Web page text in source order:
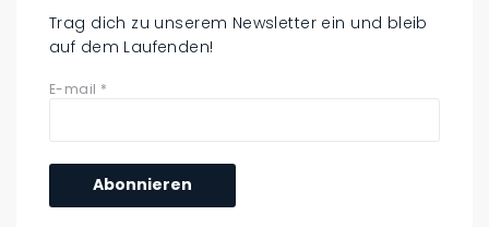
Trag dich zu unserem Newsletter ein und bleib
auf dem Laufenden!
E-mail *